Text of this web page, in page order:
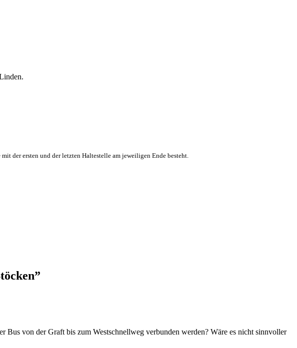
der ersten und der letzten Haltestelle am jeweiligen Ende besteht.
”
Bus von der Graft bis zum Westschnellweg verbunden werden? Wäre es nicht sinnvoller